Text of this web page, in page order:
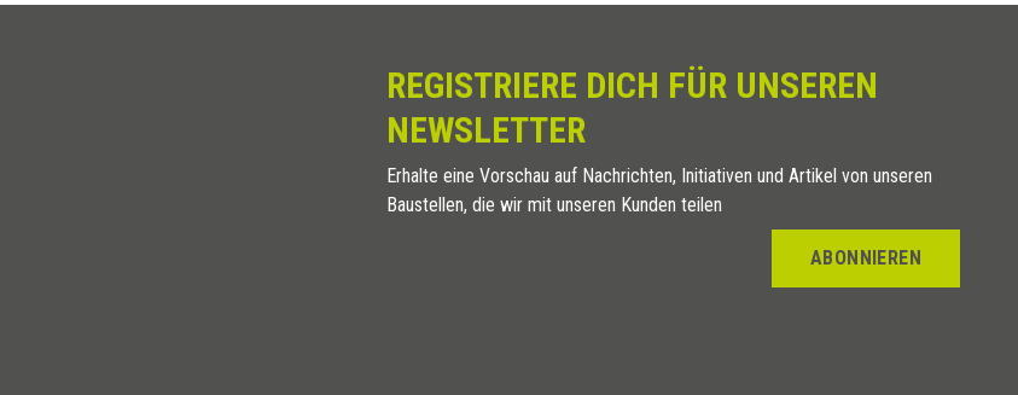
REGISTRIERE DICH FÜR UNSEREN
NEWSLETTER
Erhalte eine Vorschau auf Nachrichten, Initiativen und Artikel von unseren
Baustellen, die wir mit unseren Kunden teilen
ABONNIEREN